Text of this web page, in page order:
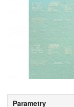
Parametry